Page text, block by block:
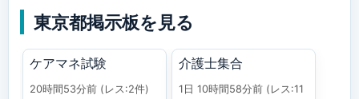
東京都掲示板を見る
ケアマネ試験
20時間53分前 (レス:2件)
介護士集合
1日 10時間58分前 (レス:11